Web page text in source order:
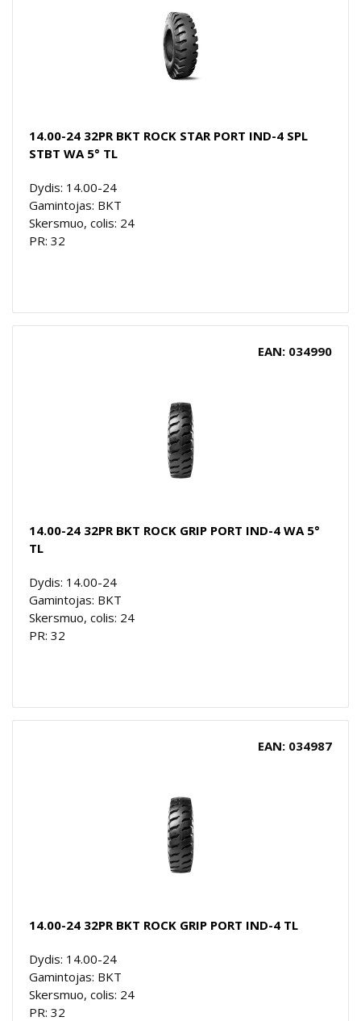
14.00-24 32PR BKT ROCK STAR PORT IND-4 SPL
STBT WA 5° TL
Dydis: 14.00-24
Gamintojas: BKT
Skersmuo, colis: 24
PR: 32
EAN: 034990
14.00-24 32PR BKT ROCK GRIP PORT IND-4 WA 5°
TL
Dydis: 14.00-24
Gamintojas: BKT
Skersmuo, colis: 24
PR: 32
EAN: 034987
14.00-24 32PR BKT ROCK GRIP PORT IND-4 TL
Dydis: 14.00-24
Gamintojas: BKT
Skersmuo, colis: 24
PR: 32